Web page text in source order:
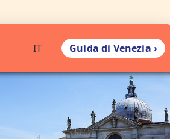
IT Guida di Venezia ›